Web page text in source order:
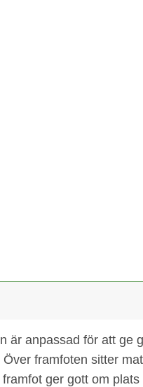
är anpassad för att ge
framfoten sitter
ger gott om